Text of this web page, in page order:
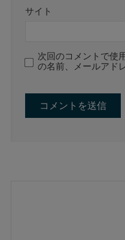
サイト
次回のコメントで使
の名前、メールアド